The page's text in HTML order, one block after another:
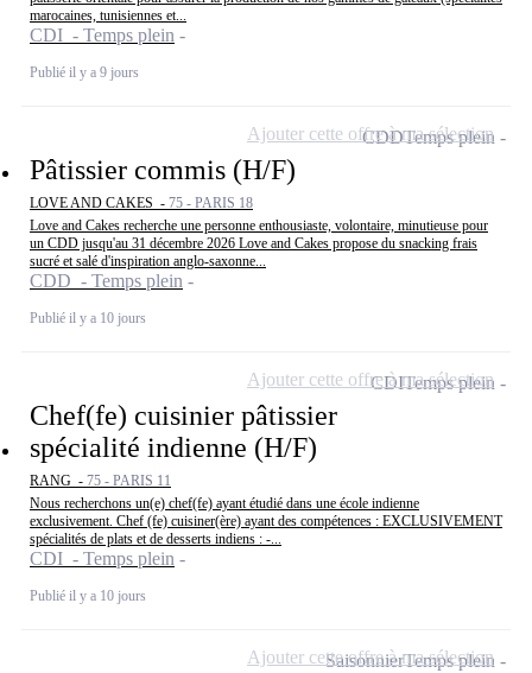
marocaines, tunisiennes et...
CDI - Temps plein
Publié il y a 9 jours
Pâtissier commis (H/F)
LOVE AND CAKES - 75 - PARIS 18
Love and Cakes recherche une personne enthousiaste, volontaire, minutieuse pour
un CDD jusqu'au 31 décembre 2026 Love and Cakes propose du snacking frais
sucré et salé d'inspiration anglo-saxonne...
CDD - Temps plein
Publié il y a 10 jours
CDDTemps plein
Ajouter cette offre à ma sélection
Chef(fe) cuisinier pâtissier
spécialité indienne (H/F)
RANG - 75 - PARIS 11
Nous recherchons un(e) chef(fe) ayant étudié dans une école indienne
exclusivement. Chef (fe) cuisiner(ère) ayant des compétences : EXCLUSIVEMENT
spécialités de plats et de desserts indiens : -...
CDI - Temps plein
Publié il y a 10 jours
CDITemps plein
Ajouter cette offre à ma sélection
SaisonnierTemps plein
Ajouter cette offre à ma sélection